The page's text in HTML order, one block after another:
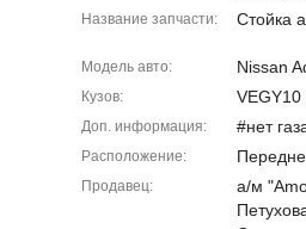
Название запчасти Стойка
Модель авто Nissan
Кузов VEGY10
Доп. информация #нет
Расположение
Продавец
а/м